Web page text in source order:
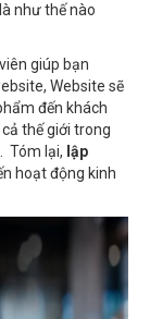
như thế nào
giúp bạn
Website sẽ
đến khách
thế giới trong
Tóm lại, lập
hoạt động kinh